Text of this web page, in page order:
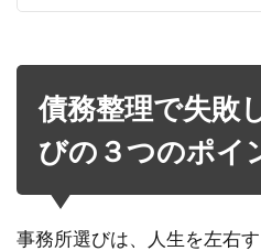
債務整理で失敗
びの３つのポイ
事務所選びは、人生を左右す